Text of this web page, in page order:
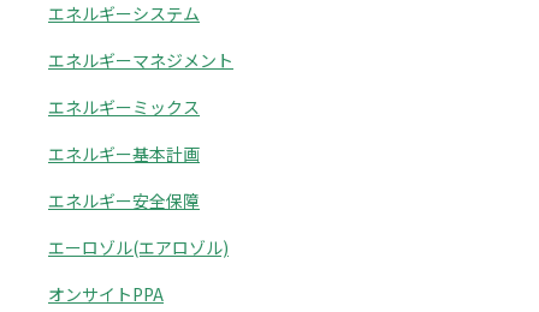
エネルギーシステム
エネルギーマネジメント
エネルギーミックス
エネルギー基本計画
エネルギー安全保障
エーロゾル(エアロゾル)
オンサイトPPA